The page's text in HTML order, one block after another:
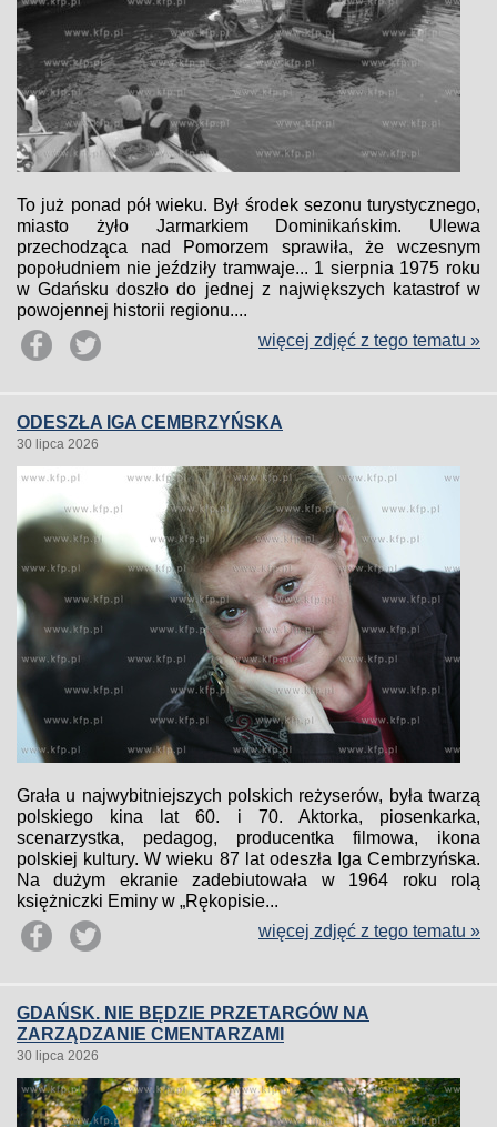
To już ponad pół wieku. Był środek sezonu turystycznego,
miasto żyło Jarmarkiem Dominikańskim. Ulewa
przechodząca nad Pomorzem sprawiła, że wczesnym
popołudniem nie jeździły tramwaje... 1 sierpnia 1975 roku
w Gdańsku doszło do jednej z największych katastrof w
powojennej historii regionu....
więcej zdjęć z tego tematu »
ODESZŁA IGA CEMBRZYŃSKA
30 lipca 2026
Grała u najwybitniejszych polskich reżyserów, była twarzą
polskiego kina lat 60. i 70. Aktorka, piosenkarka,
scenarzystka, pedagog, producentka filmowa, ikona
polskiej kultury. W wieku 87 lat odeszła Iga Cembrzyńska.
Na dużym ekranie zadebiutowała w 1964 roku rolą
księżniczki Eminy w „Rękopisie...
więcej zdjęć z tego tematu »
GDAŃSK. NIE BĘDZIE PRZETARGÓW NA
ZARZĄDZANIE CMENTARZAMI
30 lipca 2026